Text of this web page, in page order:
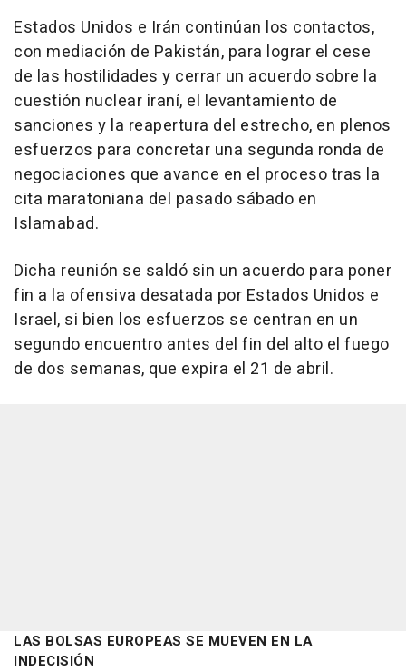
Estados Unidos e Irán continúan los contactos,
con mediación de Pakistán, para lograr el cese
de las hostilidades y cerrar un acuerdo sobre la
cuestión nuclear iraní, el levantamiento de
sanciones y la reapertura del estrecho, en plenos
esfuerzos para concretar una segunda ronda de
negociaciones que avance en el proceso tras la
cita maratoniana del pasado sábado en
Islamabad.
Dicha reunión se saldó sin un acuerdo para poner
fin a la ofensiva desatada por Estados Unidos e
Israel, si bien los esfuerzos se centran en un
segundo encuentro antes del fin del alto el fuego
de dos semanas, que expira el 21 de abril.
LAS BOLSAS EUROPEAS SE MUEVEN EN LA
INDECISIÓN